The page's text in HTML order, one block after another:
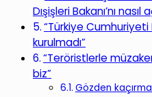
Dışişleri Bakanı’nı nasıl
“Türkiye
kurulmadı”
“Teröristlerle
biz”
Gözden